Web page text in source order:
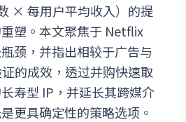
× 每用户平均收入）的提
塑。本文聚焦于 Netflix
颈，并指出相较于广告与
的成效，透过并购快速取
寿型 IP，并延长其跨媒介
更具确定性的策略选项。